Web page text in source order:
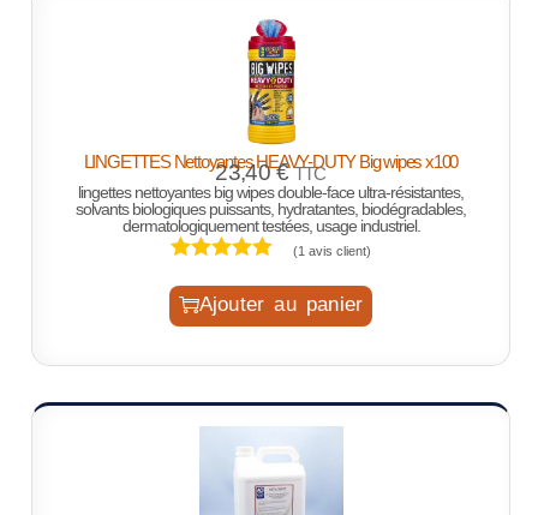
LINGETTES Nettoyantes HEAVY-DUTY Big wipes x100
23,40€ TTC
lingettes nettoyantes big wipes double-face ultra-résistantes,
solvants biologiques puissants, hydratantes, biodégradables,
dermatologiquement testées, usage industriel.
(1 avis client)
Ajouter au panier